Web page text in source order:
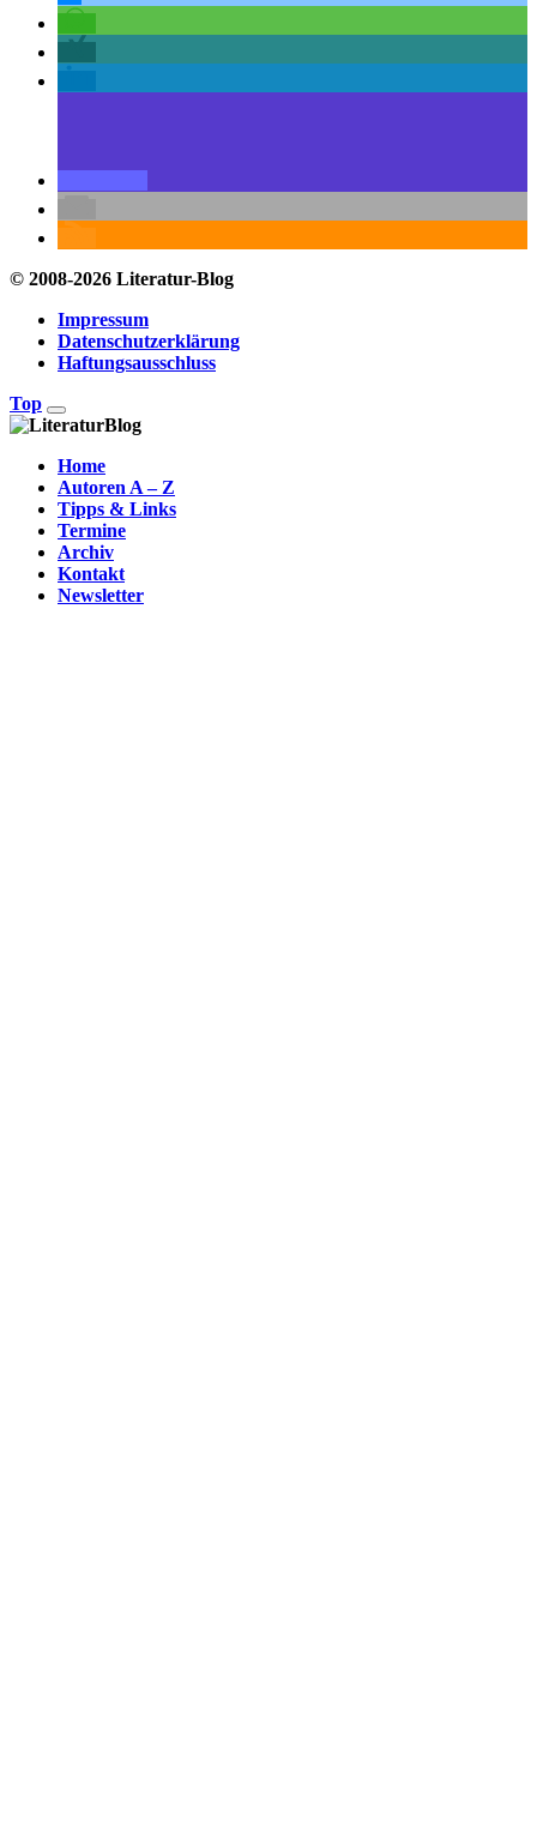
© 2008-2026 Literatur-Blog
Impressum
Datenschutzerklärung
Haftungsausschluss
Top
Home
Autoren A – Z
Tipps & Links
Termine
Archiv
Kontakt
Newsletter